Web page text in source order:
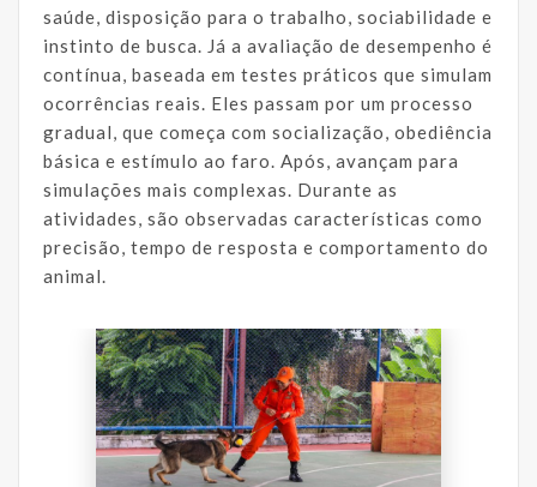
saúde, disposição para o trabalho, sociabilidade e
instinto de busca. Já a avaliação de desempenho é
contínua, baseada em testes práticos que simulam
ocorrências reais. Eles passam por um processo
gradual, que começa com socialização, obediência
básica e estímulo ao faro. Após, avançam para
simulações mais complexas. Durante as
atividades, são observadas características como
precisão, tempo de resposta e comportamento do
animal.